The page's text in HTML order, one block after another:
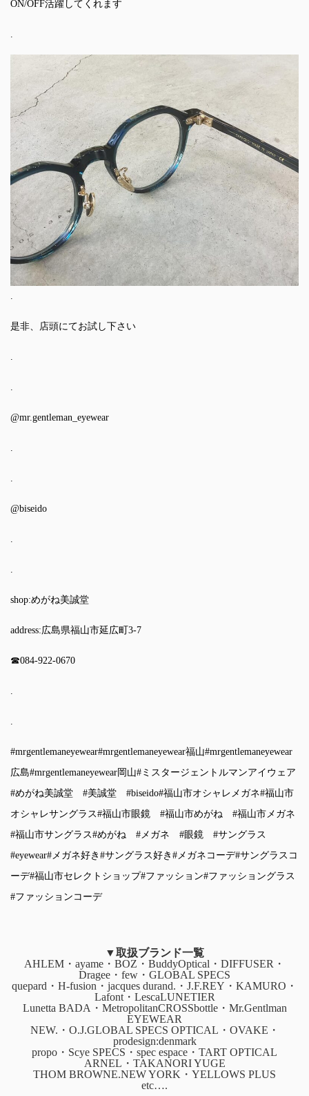
ON/OFF活躍してくれます
.
是非、店頭にてお試し下さい
.
.
@mr.gentleman_eyewear
.
.
@biseido
.
.
shop:めがね美誠堂
address:広島県福山市延広町3-7
☎︎084-922-0670
.
.
#mrgentlemaneyewear#mrgentlemaneyewear福山#mrgentlemaneyewear
広島#mrgentlemaneyewear岡山#ミスタージェントルマンアイウェア
#めがね美誠堂
#美誠堂 #biseido#福山市オシャレメガネ#福山市
オシャレサングラス#福山市眼鏡 #福山市めがね
#福山市メガネ
#福山市サングラス#めがね #メガネ #眼鏡
#サングラス
#eyewear#メガネ好き #サングラス好き #メガネコーデ#サングラスコ
ーデ#福山市セレクトショップ#ファッション#ファッショングラス
#ファッションコーデ
▼取扱ブランド一覧
AHLEM・ayame・BOZ・BuddyOptical・DIFFUSER・
Dragee・few・GLOBAL SPECS
quepard・H-fusion・jacques durand.・J.F.REY・KAMURO・
Lafont・LescaLUNETIER
Lunetta BADA・MetropolitanCROSSbottle・Mr.Gentlman
EYEWEAR
NEW.・O.J.GLOBAL SPECS OPTICAL・OVAKE・
prodesign:denmark
propo・Scye SPECS・spec espace・TART OPTICAL
ARNEL・TAKANORI YUGE
THOM BROWNE.NEW YORK・YELLOWS PLUS
etc….